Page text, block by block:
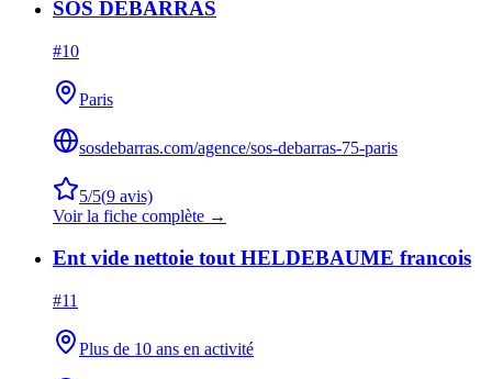
SOS DEBARRAS
#10
Paris
sosdebarras.com/agence/sos-debarras-75-paris
5/5(9 avis)
Voir la fiche complète →
Ent vide nettoie tout HELDEBAUME francois
#11
Plus de 10 ans en activité